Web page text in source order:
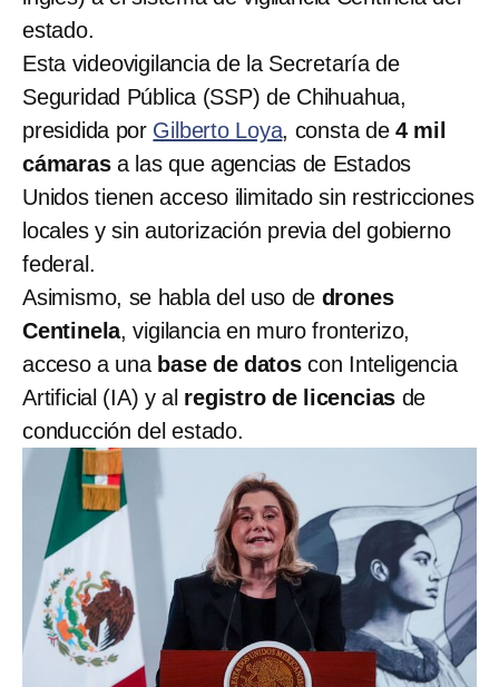
estado.
Esta videovigilancia de la Secretaría de
Seguridad Pública (SSP) de Chihuahua,
presidida por Gilberto Loya, consta de 4 mil
cámarasa las que agencias de Estados
Unidos tienen acceso ilimitado sin restricciones
locales y sin autorización previa del gobierno
federal.
Asimismo, se habla del uso de drones
Centinela, vigilancia en muro fronterizo,
acceso a una base de datoscon Inteligencia
Artificial (IA) y al registro de licencias de
conducción del estado.